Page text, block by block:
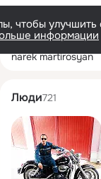
чтобы улучшить
информации
narek
Люди721